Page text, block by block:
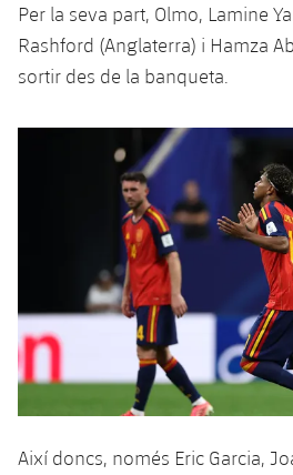
Agenda
Calendari
Resultats
Classificació
Jugadors
Calendari
Resultats
Classificació
Notícies
Hockey Herba Masculí
Hockey Herba Femení
Patinatge artístic
plusicon
més
Plantilla
Agenda
Rugby
plusicon
Actualitat
Jugadors
Calendari
Resultats
Voleibol
plusicon
Notícies
Voleibol masculí
Voleibol femení
Apunta't a les amateurs
plusicon
més
Apunta't a les amateurs
Carnet de l'Esportista
PLUSICON
League of Legends
VALORANT Rising
Per la seva part, Olmo, Lamine
Rashford (Anglaterra) i Hamza
sortir des de la banqueta.
Així doncs, només Eric Garcia,